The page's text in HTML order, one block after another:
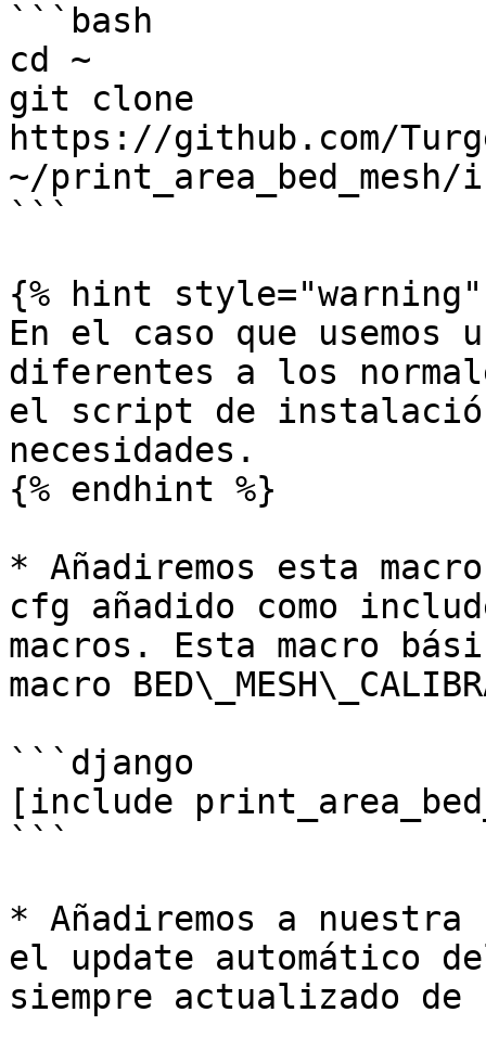
```bash
cd ~
git clone
https://github.com/
~/
```
{% hint style="warning"
En el caso que
diferentes a los
el script de
necesidades.
{% endhint %}
* Añadiremos esta
cfg añadido como
macros. Esta macro
macro
```django
[include
```
* Añadiremos a nuestra
el update automático
siempre actualizado